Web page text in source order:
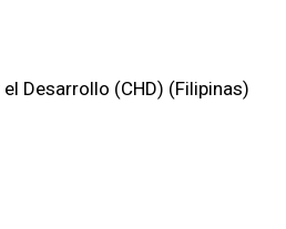
Desarrollo (CHD) (Filipinas)